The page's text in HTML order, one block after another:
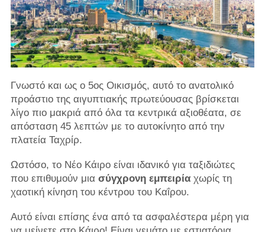
Γνωστό και ως ο 5ος Οικισμός, αυτό το ανατολικό
προάστιο της αιγυπτιακής πρωτεύουσας βρίσκεται
λίγο πιο μακριά από όλα τα κεντρικά αξιοθέατα, σε
απόσταση 45 λεπτών με το αυτοκίνητο από την
πλατεία Ταχρίρ.
Ωστόσο, το Νέο Κάιρο είναι ιδανικό για ταξιδιώτες
που επιθυμούν μια σύγχρονη εμπειρίαχωρίς τη
χαοτική κίνηση του κέντρου του Καΐρου.
Αυτό είναι επίσης ένα από τα ασφαλέστερα μέρη για